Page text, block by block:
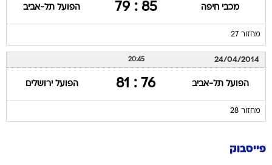
מחזור 27
24/04/2014
הפועל תל-אביב 76 : 81 הפועל ירושלים
מחזור 28
פייסבוק